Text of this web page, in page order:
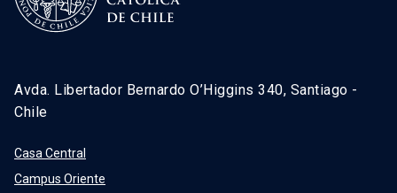
Avda. Libertador Bernardo O’Higgins 340, Santiago -
Chile
Casa Central
Campus Oriente